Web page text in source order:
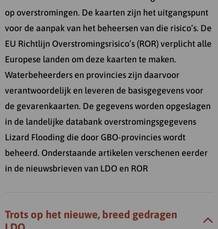
op overstromingen. De kaarten zijn het uitgangspunt
voor de aanpak van het beheersen van die risico’s. De
EU Richtlijn Overstromingsrisico’s (ROR) verplicht alle
Europese landen om deze kaarten te maken.
Waterbeheerders en provincies zijn daarvoor
verantwoordelijk en leveren de basisgegevens voor
de gevarenkaarten. De gegevens worden opgeslagen
in de landelijke databank overstromingsgegevens
Lizard Flooding die door GBO-provincies wordt
beheerd. Onderstaande artikelen verschenen eerder
in de nieuwsbrieven van LDO en ROR
Trots op het nieuwe, breed gedragen